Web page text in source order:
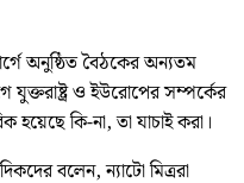
অনুষ্ঠিত বৈঠকের অন্যতম
যুক্তরাষ্ট্র ও ইউরোপের সম্পর্কের
হয়েছে কি-না, তা যাচাই করা।
বলেন, ন্যাটো মিত্ররা